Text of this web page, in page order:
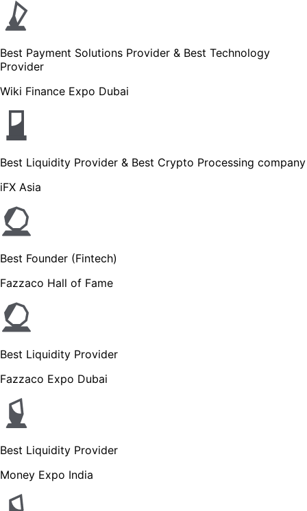
Best Payment Solutions Provider & Best Technology
Provider
Wiki Finance Expo Dubai
Best Liquidity Provider & Best Crypto Processing company
iFX Asia
Best Founder (Fintech)
Fazzaco Hall of Fame
Best Liquidity Provider
Fazzaco Expo Dubai
Best Liquidity Provider
Money Expo India